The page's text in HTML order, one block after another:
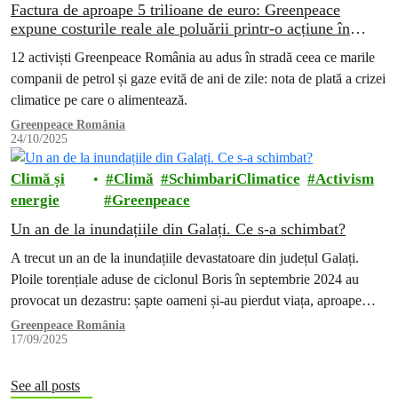
Factura de aproape 5 trilioane de euro: Greenpeace
expune costurile reale ale poluării printr-o acțiune în
12 activiști Greenpeace România au adus în stradă ceea ce marile
companii de petrol și gaze evită de ani de zile: nota de plată a crizei
climatice pe care o alimentează.
Greenpeace România
24/10/2025
Climă și
energie
Climă SchimbariClimatice
Activism
Greenpeace
Un an de la inundațiile din Galați. Ce s-a schimbat?
A trecut un an de la inundațiile devastatoare din județul Galați.
Ploile torențiale aduse de ciclonul Boris în septembrie 2024 au
provocat un dezastru: șapte oameni și-au pierdut viața, aproape…
Greenpeace România
17/09/2025
See all posts